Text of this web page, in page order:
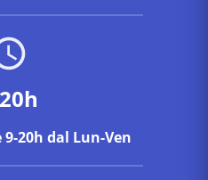
20h dal Lun-Ven